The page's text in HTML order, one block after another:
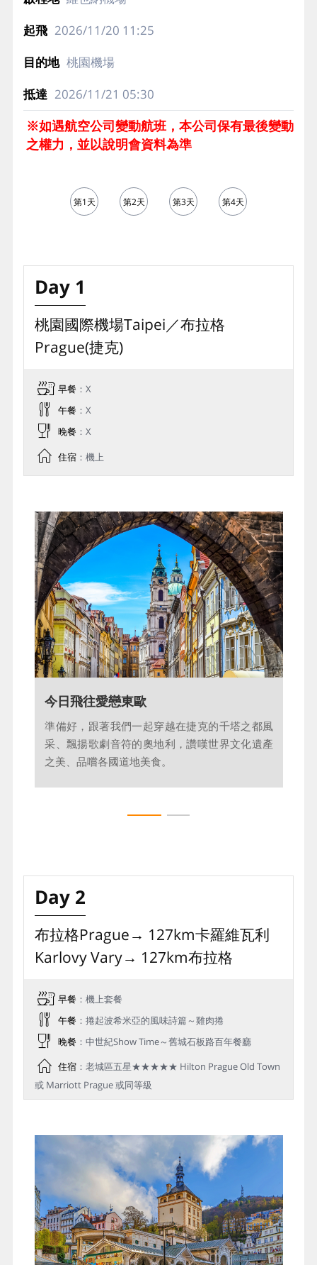
2026/11/20 11:25
桃園機場
2026/11/21 05:30
※如遇航空公司變動航班，本公司保有最後變動
之權力，並以說明會資料為準
第1天 第2天 第3天 第4天
Day 1
桃園國際機場Taipei／布拉格
Prague(捷克)
早餐 ：X
午餐 ：X
晚餐 ：X
住宿：機上
體驗精心安排的精選
相信這12天的東歐深度旅遊，一定是一場讓心靈
深受感動的自然美景、藝文饗宴和古典冒險之
旅；享受每分每秒的品味萃取，遊出更有想像力
今日飛往愛戀東歐
準備好，跟著我們一起穿越在捷克的千塔之都風
采、飄揚歌劇音符的奧地利，讚嘆世界文化遺產
之美、品嚐各國道地美食。
Day 2
布拉格Prague→ 127km卡羅維瓦利
Karlovy Vary→ 127km布拉格
早餐 ：機上套餐
午餐 ：捲起波希米亞的風味詩篇～雞肉捲
晚餐 ：中世紀Show Time～舊城石板路百年餐廳
住宿：老城區五星★★★★★ Hilton Prague Old Town
或 Marriott Prague 或同等級